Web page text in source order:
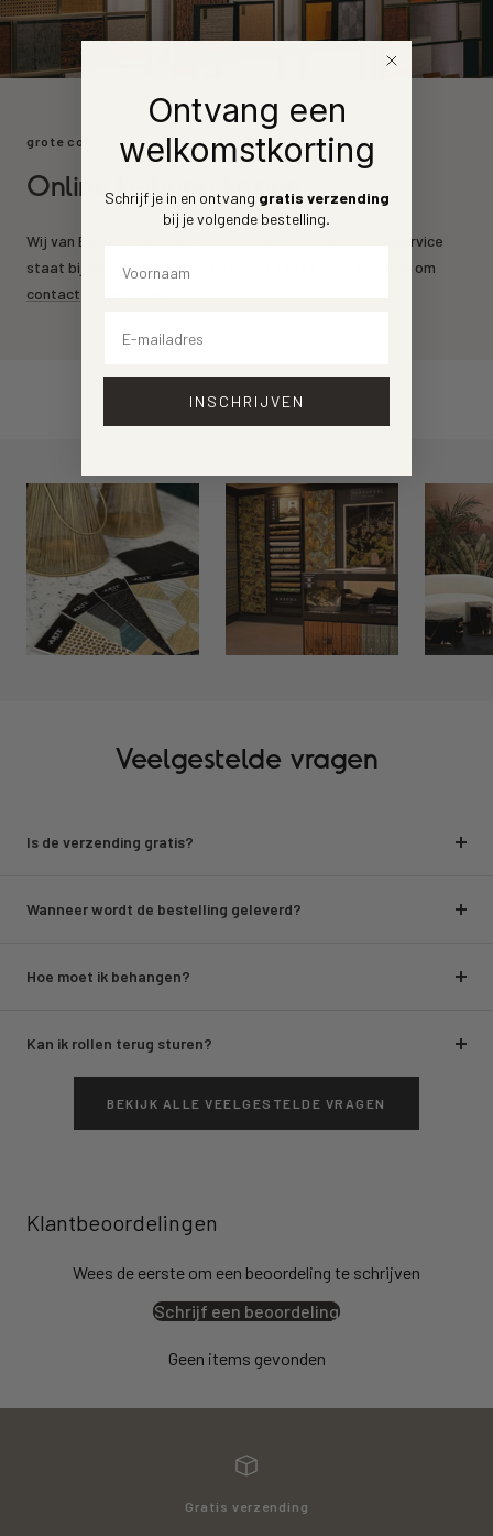
grote collectie
Online behang kopen
Wij van Behang.nl leveren de mooiste behang merken. Service
staat bij ons voorrop. Heeft u een vraag? Aarzel dan niet om
contact
Veelgestelde vragen
Is de verzending gratis?
Wanneer wordt de bestelling geleverd?
Hoe moet ik behangen?
Kan ik rollen terug sturen?
BEKIJK ALLE VEELGESTELDE VRAGEN
Klantbeoordelingen
Wees de eerste om een beoordeling te schrijven
Schrijf een beoordeling
Geen items gevonden
Gratis verzending
Ontvang een
welkomstkorting
Schrijf je in en ontvang gratis verzending
bij je volgende bestelling.
INSCHRIJVEN